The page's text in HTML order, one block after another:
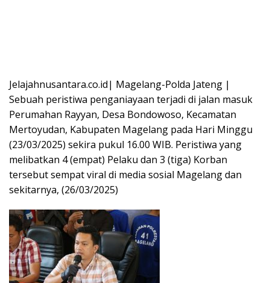
Jelajahnusantara.co.id| Magelang-Polda Jateng |
Sebuah peristiwa penganiayaan terjadi di jalan masuk
Perumahan Rayyan, Desa Bondowoso, Kecamatan
Mertoyudan, Kabupaten Magelang pada Hari Minggu
(23/03/2025) sekira pukul 16.00 WIB. Peristiwa yang
melibatkan 4 (empat) Pelaku dan 3 (tiga) Korban
tersebut sempat viral di media sosial Magelang dan
sekitarnya, (26/03/2025)